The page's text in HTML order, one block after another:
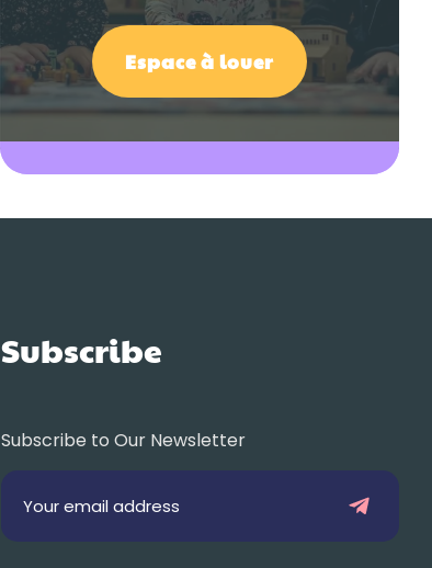
Espace à louer
Subscribe
Subscribe to Our Newsletter